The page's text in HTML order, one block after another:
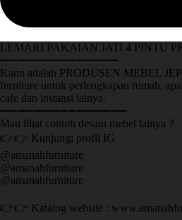
LEMARI PAKAIAN JATI 4 PINTU
➖➖➖➖➖➖➖➖➖➖➖➖➖➖
Kami adalah PRODUSEN MEBEL
furniture untuk perlengkapan rumah,
cafe dan instansi lainya.
➖➖➖➖➖➖➖➖➖➖➖➖➖➖➖
Mau lihat contoh desain mebel lainya ?
👉👉 Kunjungi profil IG
@amanahfurniture
@amanahfurniture
@amanahfurniture
👉👉 Katalog website :